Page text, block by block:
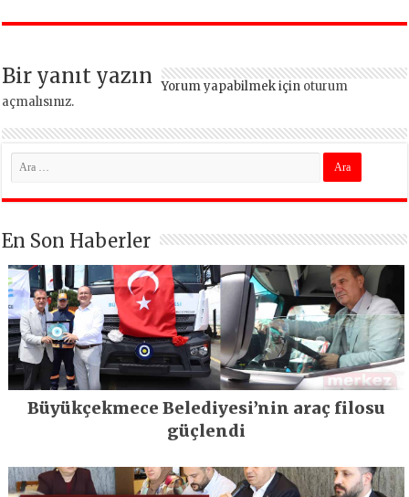
Bir yanıt yazın Yorum yapabilmek için oturum
açmalısınız.
En Son Haberler
Büyükçekmece Belediyesi’nin araç filosu
güçlendi